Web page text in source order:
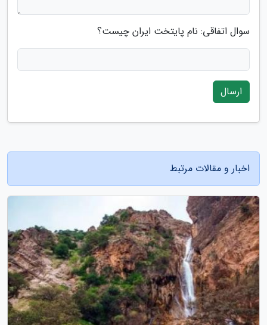
سوال اتفاقی: نام پایتخت ایران چیست؟
ارسال
اخبار و مقالات مرتبط